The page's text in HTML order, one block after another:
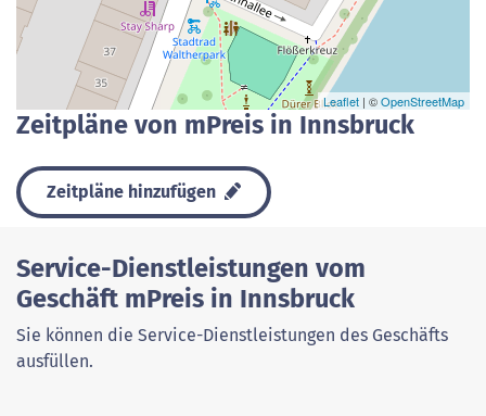
Leaflet | ©OpenStreetMap
Zeitpläne von mPreis in Innsbruck
Zeitpläne hinzufügen
Service-Dienstleistungen vom
Geschäft mPreis in Innsbruck
Sie können die Service-Dienstleistungen des Geschäfts
ausfüllen.